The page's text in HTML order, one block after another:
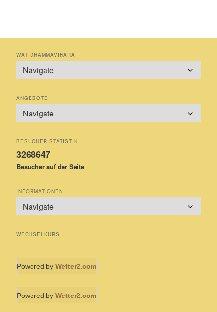
WAT DHAMMAVIHARA
ANGEBOTE
BESUCHER-STATISTIK
3268647
Besucher auf der Seite
INFORMATIONEN
WECHSELKURS
Powered byWetter2.com
Powered byWetter2.com